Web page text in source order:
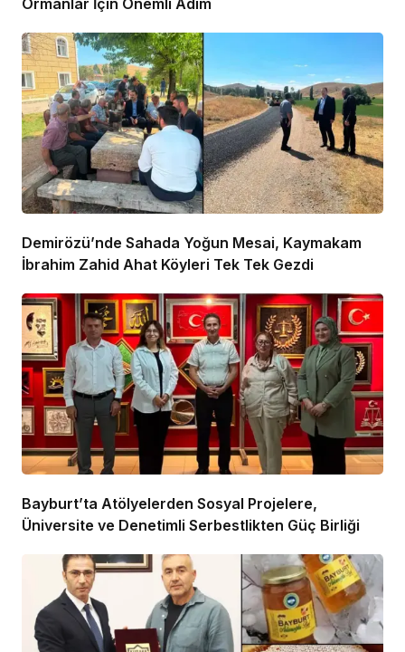
Demirözü’nde Sahada Yoğun Mesai, Kaymakam
İbrahim Zahid Ahat Köyleri Tek Tek Gezdi
Bayburt’ta Atölyelerden Sosyal Projelere,
Üniversite ve Denetimli Serbestlikten Güç Birliği